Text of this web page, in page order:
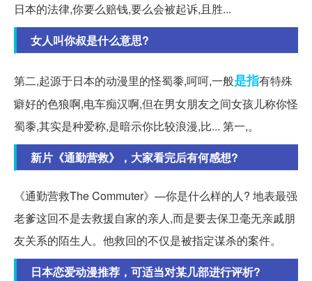
日本的法律,你要么赔钱,要么会被起诉,且胜...
女人叫你叔是什么意思?
第二,起源于日本的动漫里的怪蜀黍,呵呵,一般是指有特殊
癖好的色狼啊,电车痴汉啊,但在男女朋友之间女孩儿称你怪
蜀黍,其实是种爱称,是暗示你比较浪漫,比... 第一,。
新片《通勤营救》，大家看完后有何感想?
《通勤营救The Commuter》—你是什么样的人? 地表最强
老爹这回不是去救援自家的亲人,而是要去保卫毫无亲戚朋
友关系的陌生人。他救回的不仅是被指定谋杀的案件。
日本恋爱动漫推荐，可适当对某几部进行评析?